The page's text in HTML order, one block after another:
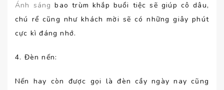
Ánh sáng bao trùm khắp buổi tiệc sẽ giúp cô dâu,
chú rể cũng như khách mời sẽ có những giây phút
cực kì đáng nhớ.
4. Đèn nến:
Nến hay còn được gọi là đèn cầy ngày nay cũng